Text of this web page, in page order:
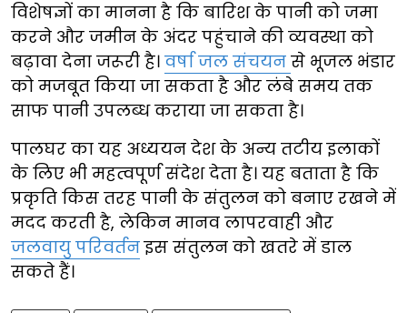
विशेषज्ञों का मानना है कि बारिश के पानी को जमा
करने और जमीन के अंदर पहुंचाने की व्यवस्था को
बढ़ावा देना जरूरी है। वर्षा जल संचयन से भूजल भंडार
को मजबूत किया जा सकता है और लंबे समय तक
साफ पानी उपलब्ध कराया जा सकता है।
पालघर का यह अध्ययन देश के अन्य तटीय इलाकों
के लिए भी महत्वपूर्ण संदेश देता है। यह बताता है कि
प्रकृति किस तरह पानी के संतुलन को बनाए रखने में
मदद करती है, लेकिन मानव लापरवाही और
जलवायु परिवर्तनइस संतुलन को खतरे में डाल
सकते हैं।